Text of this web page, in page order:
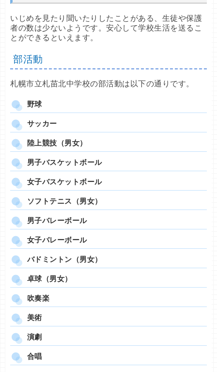
いじめを見たり聞いたりしたことがある、生徒や保護
者の数は少ないようです。安心して学校生活を送るこ
とができるといえます。
部活動
札幌市立札苗北中学校の部活動は以下の通りです。
野球
サッカー
陸上競技（男女）
男子バスケットボール
女子バスケットボール
ソフトテニス（男女）
男子バレーボール
女子バレーボール
バドミントン（男女）
卓球（男女）
吹奏楽
美術
演劇
合唱